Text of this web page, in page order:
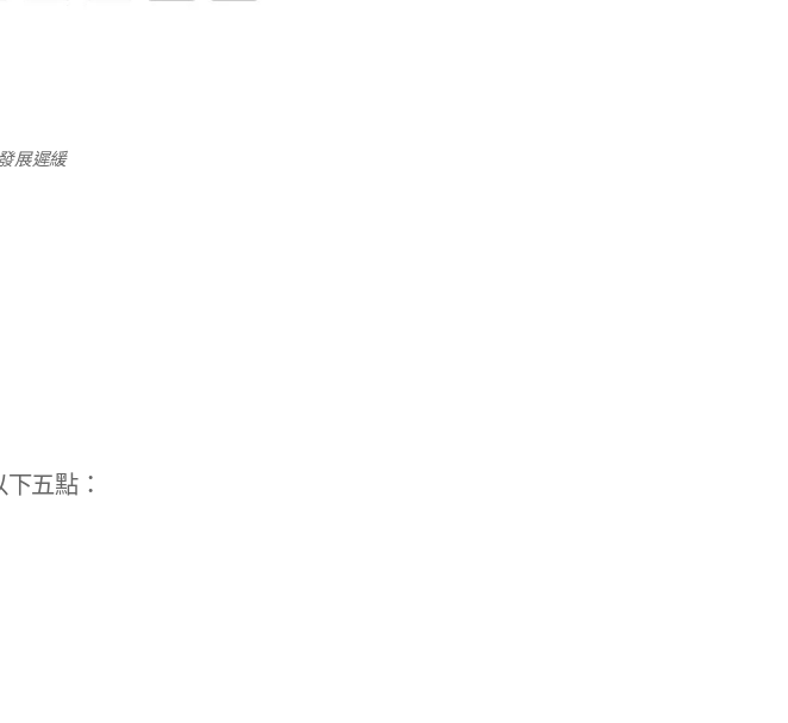
展遲緩
五點：